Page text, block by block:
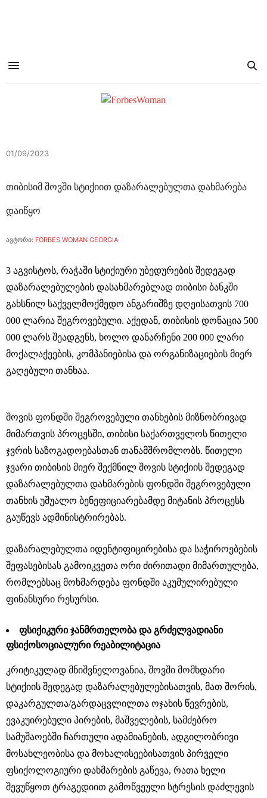
01/09/2023
თიბისიმ შოვში სტიქიით დაზარალებულთა დახმარება
დაიწყო
ავტორი: FORBES WOMAN GEORGIA
3 აგვისტოს, რაჭაში სტიქიური უბედურების შედეგად
დაზარალებულების დასახმარებლად თიბისი ბანკში
გახსნილ საქველმოქმედო ანგარიშზე დღეისათვის 700
000 ლარია შეგროვებული. აქედან, თიბისის დონაცია 500
000 ლარს შეადგენს, ხოლო დანარჩენი 200 000 ლარი
მოქალაქეების, კომპანიებისა და ორგანიზაციების მიერ
გაღებული თანხაა.
შოვის ფონდში შეგროვებული თანხების მიზნობრივად
მიმართვის პროცესში, თიბისი საქართველოს წითელი
ჯვრის საზოგადოებასთან თანამშრომლობს. წითელი
ჯვარი თიბისის მიერ შექმნილ შოვის სტიქიის შედეგად
დაზარალებულთა დახმარების ფონდში შეგროვებული
თანხის უშუალო ბენეფიციარებამდე მიტანის პროცესს
გაუწევს ადმინისტრირებას.
დაზარალებულთა იდენტიფიცირებისა და საჭიროებების
შეფასებისას გამოიკვეთა ორი ძირითადი მიმართულება,
რომლებსაც მოხმარდება ფონდში აკუმულირებული
ფინანსური რესურსი.
ფსიქიკური ჯანმრთელობა და გრძელვადიანი
ფსიქოსოციალური რეაბილიტაცია
კრიტიკულად მნიშვნელოვანია, შოვში მომხდარი
სტიქიის შედეგად დაზარალებულებისათვის, მათ შორის,
დაკარგულთა/გარდაცვლილთა ოჯახის წევრების,
ევაკუირებული პირების, მაშველების, სამძებრო
სამუშაოებში ჩართული ადამიანების, ადგილობრივი
მოსახლეობისა და მოხალისეებისათვის პირველი
ფსიქოლოგიური დახმარების გაწევა, რათა ხელი
შევუწყოთ ტრაგედიით გამოწვეული სტრესის დაძლევის